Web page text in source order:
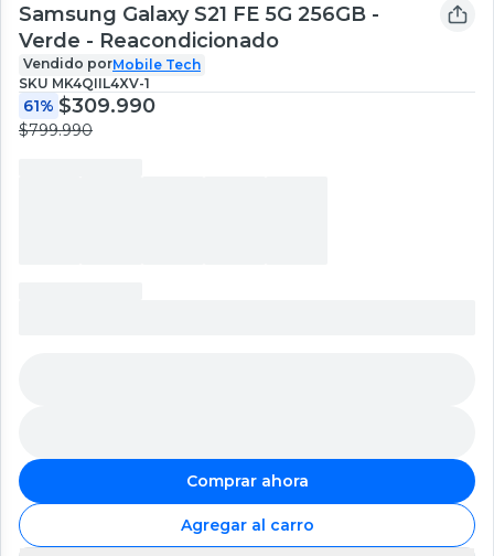
Samsung Galaxy S21 FE 5G 256GB -
Verde - Reacondicionado
Vendido porMobile Tech
SKU MK4QIIL4XV-1
61% $309.990
$799.990
Comprar ahora
Agregar al carro